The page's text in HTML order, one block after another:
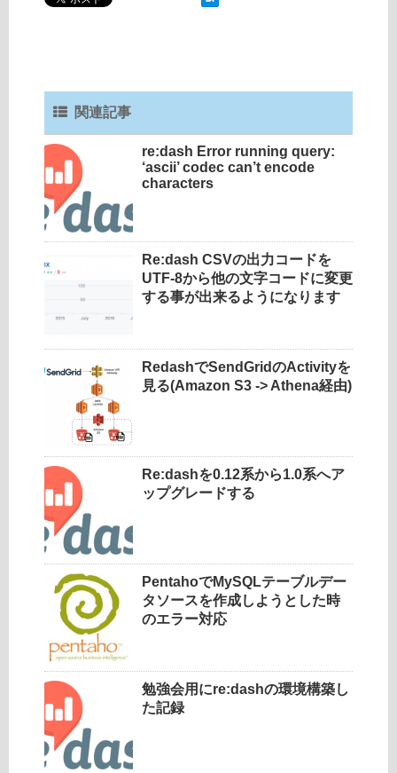
関連記事
re:dash Error running query:
‘ascii’ codec can’t encode
characters
Re:dash CSVの出力コードを
UTF-8から他の文字コードに変更
する事が出来るようになります
RedashでSendGridのActivityを
見る(Amazon S3 -> Athena経由)
Re:dashを0.12系から1.0系へア
ップグレードする
PentahoでMySQLテーブルデー
タソースを作成しようとした時
のエラー対応
勉強会用にre:dashの環境構築し
た記録